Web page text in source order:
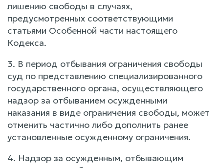
лишению свободы в случаях,
предусмотренных соответствующими
статьями Особенной части настоящего
Кодекса.
3. В период отбывания ограничения свободы
суд по представлению специализированного
государственного органа, осуществляющего
надзор за отбыванием осужденными
наказания в виде ограничения свободы, может
отменить частично либо дополнить ранее
установленные осужденному ограничения.
4. Надзор за осужденным, отбывающим